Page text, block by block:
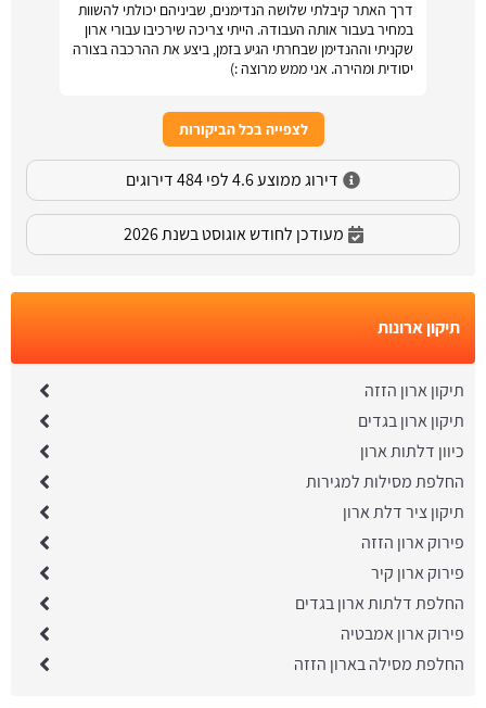
דרך האתר קיבלתי שלושה הנדימנים, שביניהם יכולתי להשוות
במחיר בעבור אותה העבודה. הייתי צריכה שירכיבו עבורי ארון
שקניתי וההנדימן שבחרתי הגיע בזמן, ביצע את ההרכבה בצורה
יסודית ומהירה. אני ממש מרוצה :)
לצפייה בכל הביקורות
דירוג ממוצע 4.6 לפי 484 דירוגים
מעודכן לחודש אוגוסט בשנת 2026
תיקון ארונות
תיקון ארון הזזה
תיקון ארון בגדים
כיוון דלתות ארון
החלפת מסילות למגירות
תיקון ציר דלת ארון
פירוק ארון הזזה
פירוק ארון קיר
החלפת דלתות ארון בגדים
פירוק ארון אמבטיה
החלפת מסילה בארון הזזה